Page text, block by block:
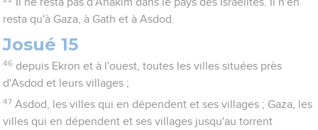
resta qu'à Gaza, à Gath et à Asdod.
Josué 15
46 depuis Ekron et à l'ouest, toutes les villes situées près
d'Asdod et leurs villages ;
47 Asdod, les villes qui en dépendent et ses villages ; Gaza, les
villes qui en dépendent et ses villages jusqu'au torrent